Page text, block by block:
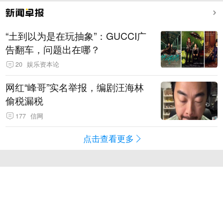
“土到以为是在玩抽象”：GUCCI广
告翻车，问题出在哪？
20 娱乐资本论
网红“峰哥”实名举报，编剧汪海林
偷税漏税
177 信网
点击查看更多